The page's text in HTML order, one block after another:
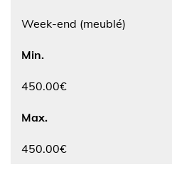
Week-end (meublé)
Min.
450.00€
Max.
450.00€